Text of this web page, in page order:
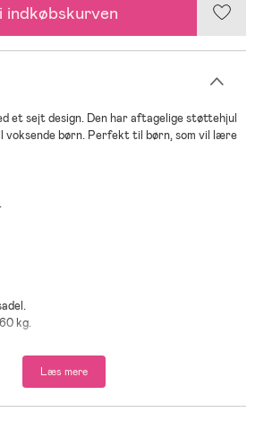
et sejt design. Den har aftagelige støttehjul
voksende børn. Perfekt til børn, som vil lære
kg.
Læs mere